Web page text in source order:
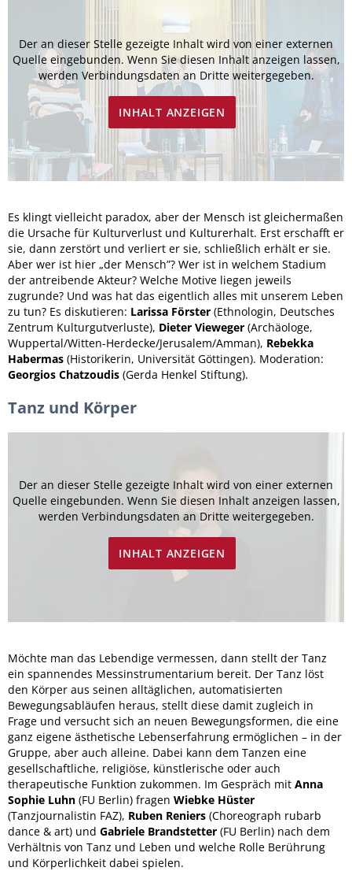
Der an dieser Stelle gezeigte Inhalt wird von einer externen
Quelle eingebunden. Wenn Sie diesen Inhalt anzeigen lassen,
werden Verbindungsdaten an Dritte weitergegeben.
INHALT ANZEIGEN
Es klingt vielleicht paradox, aber der Mensch ist gleichermaßen
die Ursache für Kulturverlust und Kulturerhalt. Erst erschafft er
sie, dann zerstört und verliert er sie, schließlich erhält er sie.
Aber wer ist hier „der Mensch”? Wer ist in welchem Stadium
der antreibende Akteur? Welche Motive liegen jeweils
zugrunde? Und was hat das eigentlich alles mit unserem Leben
zu tun? Es diskutieren: Larissa Förster (Ethnologin, Deutsches
Zentrum Kulturgutverluste), Dieter Vieweger (Archäologe,
Wuppertal/Witten-Herdecke/Jerusalem/Amman), Rebekka
Habermas (Historikerin, Universität Göttingen). Moderation:
Georgios Chatzoudis (Gerda Henkel Stiftung).
Tanz und Körper
Der an dieser Stelle gezeigte Inhalt wird von einer externen
Quelle eingebunden. Wenn Sie diesen Inhalt anzeigen lassen,
werden Verbindungsdaten an Dritte weitergegeben.
INHALT ANZEIGEN
Möchte man das Lebendige vermessen, dann stellt der Tanz
ein spannendes Messinstrumentarium bereit. Der Tanz löst
den Körper aus seinen alltäglichen, automatisierten
Bewegungsabläufen heraus, stellt diese damit zugleich in
Frage und versucht sich an neuen Bewegungsformen, die eine
ganz eigene ästhetische Lebenserfahrung ermöglichen – in der
Gruppe, aber auch alleine. Dabei kann dem Tanzen eine
gesellschaftliche, religiöse, künstlerische oder auch
therapeutische Funktion zukommen. Im Gespräch mit Anna
Sophie Luhn (FU Berlin) fragen Wiebke Hüster
(Tanzjournalistin FAZ), Ruben Reniers (Choreograph rubarb
dance & art) und Gabriele Brandstetter (FU Berlin) nach dem
Verhältnis von Tanz und Leben und welche Rolle Berührung
und Körperlichkeit dabei spielen.